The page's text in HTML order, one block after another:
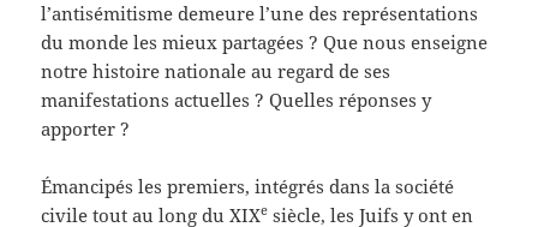
l’antisémitisme demeure l’une des représentations
du monde les mieux partagées ? Que nous enseigne
notre histoire nationale au regard de ses
manifestations actuelles ? Quelles réponses y
apporter ?
Émancipés les premiers, intégrés dans la société
civile tout au long du XIXe siècle, les Juifs y ont en